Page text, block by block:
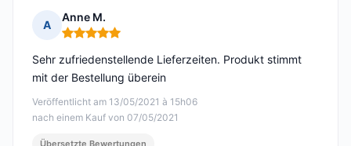
A
Anne M.
Hinweis: 5 von 5
Veröffentlicht am 13/05/2021 à 15h06
nach einem Kauf von 07/05/2021
Sehr zufriedenstellende Lieferzeiten. Produkt stimmt
mit der Bestellung überein
Übersetzte Bewertungen